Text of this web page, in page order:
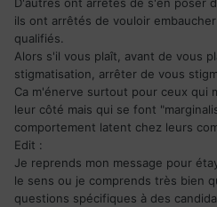
ils ont arrêtés de vouloir
qualifiés.
Alors s'il vous plaît, avant de vous
stigmatisation, arrêter de vous
Ca m'énerve surtout pour ceux qui
leur côté mais qui se font
comportement latent chez leurs
Edit :
Je reprends mon message pour
le sens ou je comprends très bien
questions spécifiques à des